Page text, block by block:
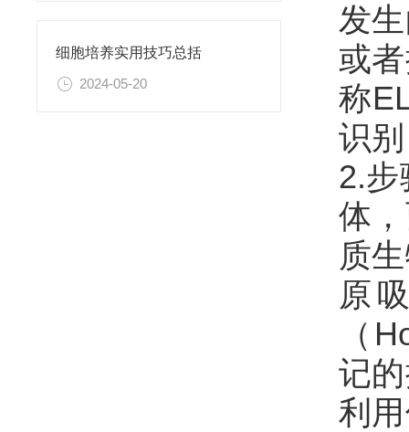
细胞培养实用技巧总括
2024-05-20
发
或
称
识
2.步
体
质
原
（
记
利